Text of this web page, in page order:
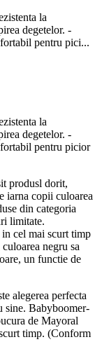
la
degetelor. -
pentru pici...
la
degetelor. -
pentru picior
produsl dorit,
iarna copii culoarea
din categoria
limitate.
cel mai scurt timp
negru sa
un functie de
alegerea perfecta
sine. Babyboomer-
de Mayoral
timp. (Conform